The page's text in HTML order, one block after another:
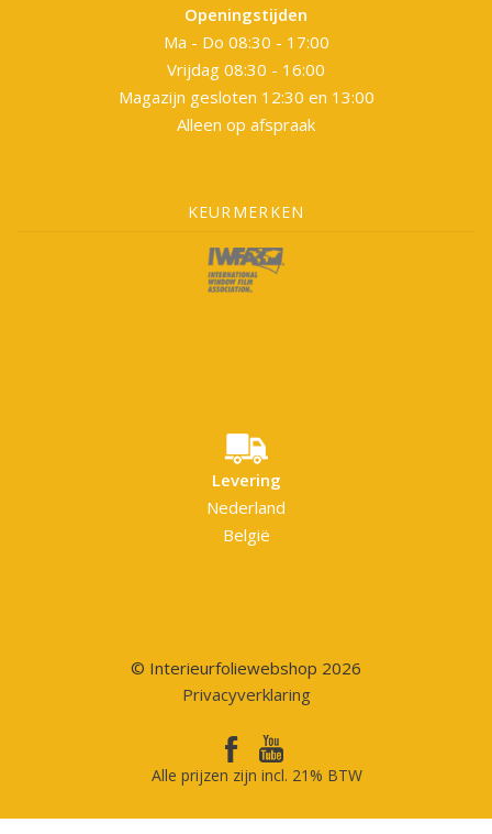
Openingstijden
Ma - Do 08:30 - 17:00
Vrijdag 08:30 - 16:00
Magazijn gesloten 12:30 en 13:00
Alleen op afspraak
KEURMERKEN
Levering
Nederland
België
© Interieurfoliewebshop 2026
Privacyverklaring
Alle prijzen zijn incl. 21% BTW